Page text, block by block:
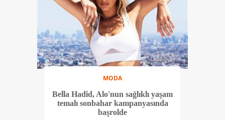
MODA
Bella Hadid, Alo'nun sağlıklı yaşam
temalı sonbahar kampanyasında
başrolde